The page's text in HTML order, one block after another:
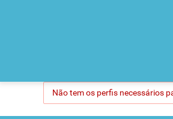
Não tem os perfis necessários